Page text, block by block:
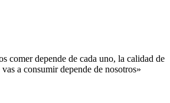
comer depende de cada uno, la calidad de
a consumir depende de nosotros»